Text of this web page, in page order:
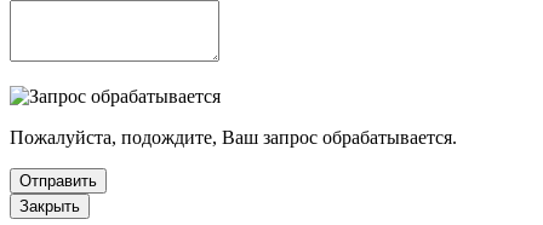
Пожалуйста, подождите, Ваш запрос обрабатывается.
Отправить
Закрыть